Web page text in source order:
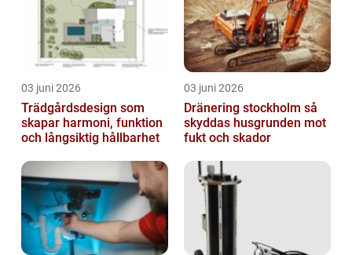
03 juni 2026
Trädgårdsdesign som
skapar harmoni, funktion
och långsiktig hållbarhet
03 juni 2026
Dränering stockholm så
skyddas husgrunden mot
fukt och skador